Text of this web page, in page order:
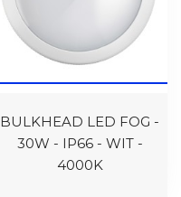
BULKHEAD LED FOG -
30W - IP66 - WIT -
4000K